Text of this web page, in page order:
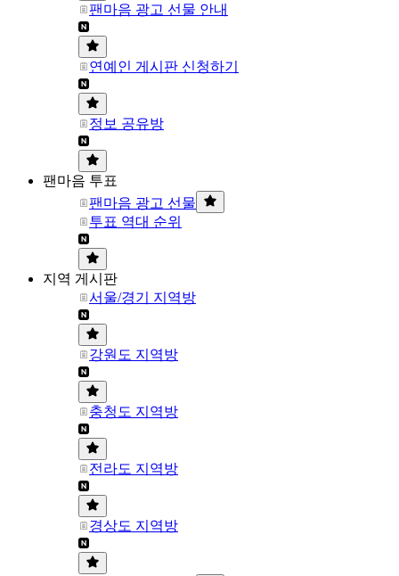
팬마음 광고 선물 안내
연예인 게시판 신청하기
정보 공유방
팬마음 투표
팬마음 광고 선물
투표 역대 순위
지역 게시판
서울/경기 지역방
강원도 지역방
충청도 지역방
전라도 지역방
경상도 지역방